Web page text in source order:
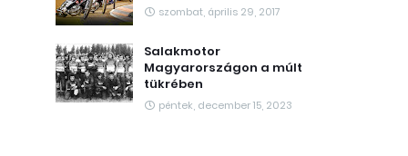
szombat, április 29, 2017
Salakmotor
Magyarországon a múlt
tükrében
péntek, december 15, 2023